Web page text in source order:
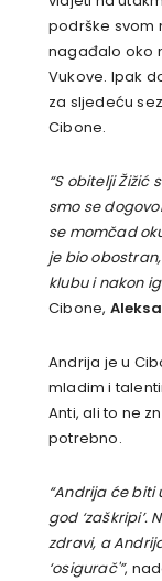
podrške svom
nagađalo oko
Vukove. Ipak
za sljedeću
Cibone.
“S obitelji
smo se
se momčad
je bio
klubu i nakon
Cibone,
Andrija je u
mladim i
Anti, ali to ne
potrebno.
“Andrija će
god ‘zaškripi’.
zdravi, a
‘osigurač'”,